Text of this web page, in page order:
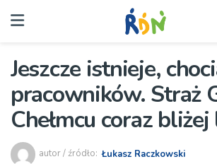
Jeszcze istnieje,
pracowników. Straż
Chełmcu coraz
autor / źródło: Łukasz Raczkowski